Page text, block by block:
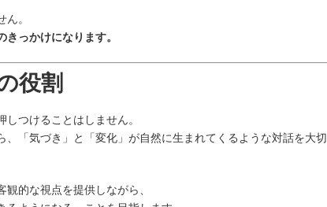
。
っかけになります。
役割
つけることはしません。
、「気づき」と「変化」が自然に生まれてくるような対話を大切
的な視点を提供しながら、